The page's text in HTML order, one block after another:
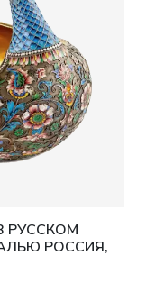
РУССКОМ
РОССИЯ,